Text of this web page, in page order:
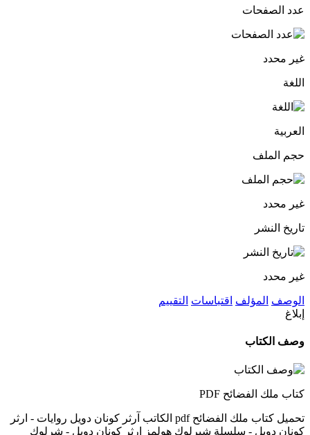
عدد الصفحات
غير محدد
اللغة
العربية
حجم الملف
غير محدد
تاريخ النشر
غير محدد
الوصف المؤلف اقتباسات التقييم
إبلاغ
وصف الكتاب
كتاب ملك الفضائح PDF
تحميل كتاب ملك الفضائح pdf الكاتب آرثر كونان دويل روايات - ارثر
كونان دويل - سلسلة شيرلوك هولمز ارثر كونان دويل - شرلوك